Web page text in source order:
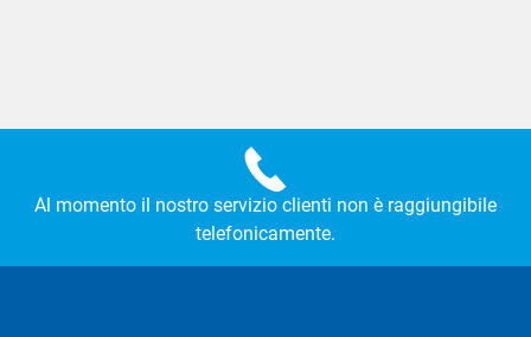
Al momento il nostro servizio clienti non è raggiungibile
telefonicamente.